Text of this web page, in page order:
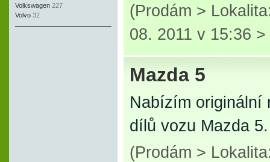
Volkswagen 227
Volvo 32
(Prodám >
08. 2011 v 15:36 >
Mazda 5
Nabízím originální
dílů vozu Mazda 5.
(Prodám >